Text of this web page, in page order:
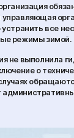
все
режимы зимой.
не выполнила
о